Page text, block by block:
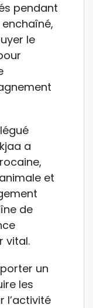
pendant
le
a
et
de
vital.
un
les
l’activité